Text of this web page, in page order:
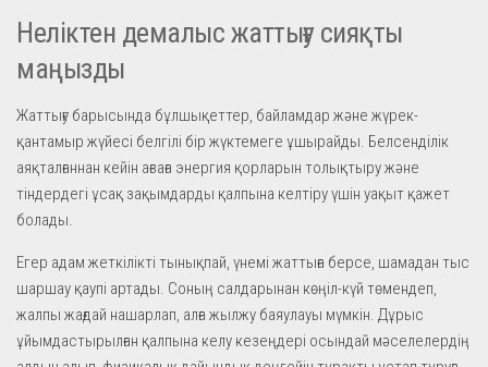
Неліктен демалыс жаттығу сияқты
маңызды
Жаттығу барысында бұлшықеттер, байламдар және жүрек-
қантамыр жүйесі белгілі бір жүктемеге ұшырайды. Белсенділік
аяқталғаннан кейін ағзаға энергия қорларын толықтыру және
тіндердегі ұсақ зақымдарды қалпына келтіру үшін уақыт қажет
болады.
Егер адам жеткілікті тынықпай, үнемі жаттыға берсе, шамадан тыс
шаршау қаупі артады. Соның салдарынан көңіл-күй төмендеп,
жалпы жағдай нашарлап, алға жылжу баяулауы мүмкін. Дұрыс
ұйымдастырылған қалпына келу кезеңдері осындай мәселелердің